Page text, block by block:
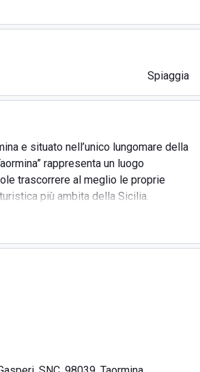
Spiaggia
e situato nell’unico lungomare della
rappresenta un luogo
trascorrere al meglio le proprie
più ambita della Sicilia.